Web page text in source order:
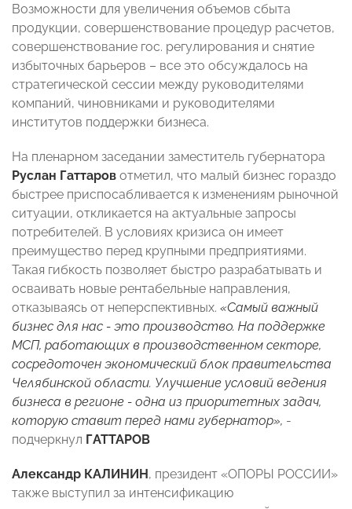
Возможности для увеличения объемов сбыта
продукции, совершенствование процедур расчетов,
совершенствование гос. регулирования и снятие
избыточных барьеров – все это обсуждалось на
стратегической сессии между руководителями
компаний, чиновниками и руководителями
институтов поддержки бизнеса.
На пленарном заседании заместитель губернатора
Руслан Гаттаров отметил, что малый бизнес гораздо
быстрее приспосабливается к изменениям рыночной
ситуации, откликается на актуальные запросы
потребителей. В условиях кризиса он имеет
преимущество перед крупными предприятиями.
Такая гибкость позволяет быстро разрабатывать и
осваивать новые рентабельные направления,
отказываясь от неперспективных. «Самый важный
бизнес для нас - это производство. На поддержке
МСП, работающих в производственном секторе,
сосредоточен экономический блок правительства
Челябинской области. Улучшение условий ведения
бизнеса в регионе - одна из приоритетных задач,
которую ставит перед нами губернатор», -
подчеркнул ГАТТАРОВ
Александр КАЛИНИН, президент «ОПОРЫ РОССИИ»
также выступил за интенсификацию